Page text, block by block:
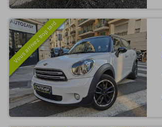
Vous arrivez trop tard